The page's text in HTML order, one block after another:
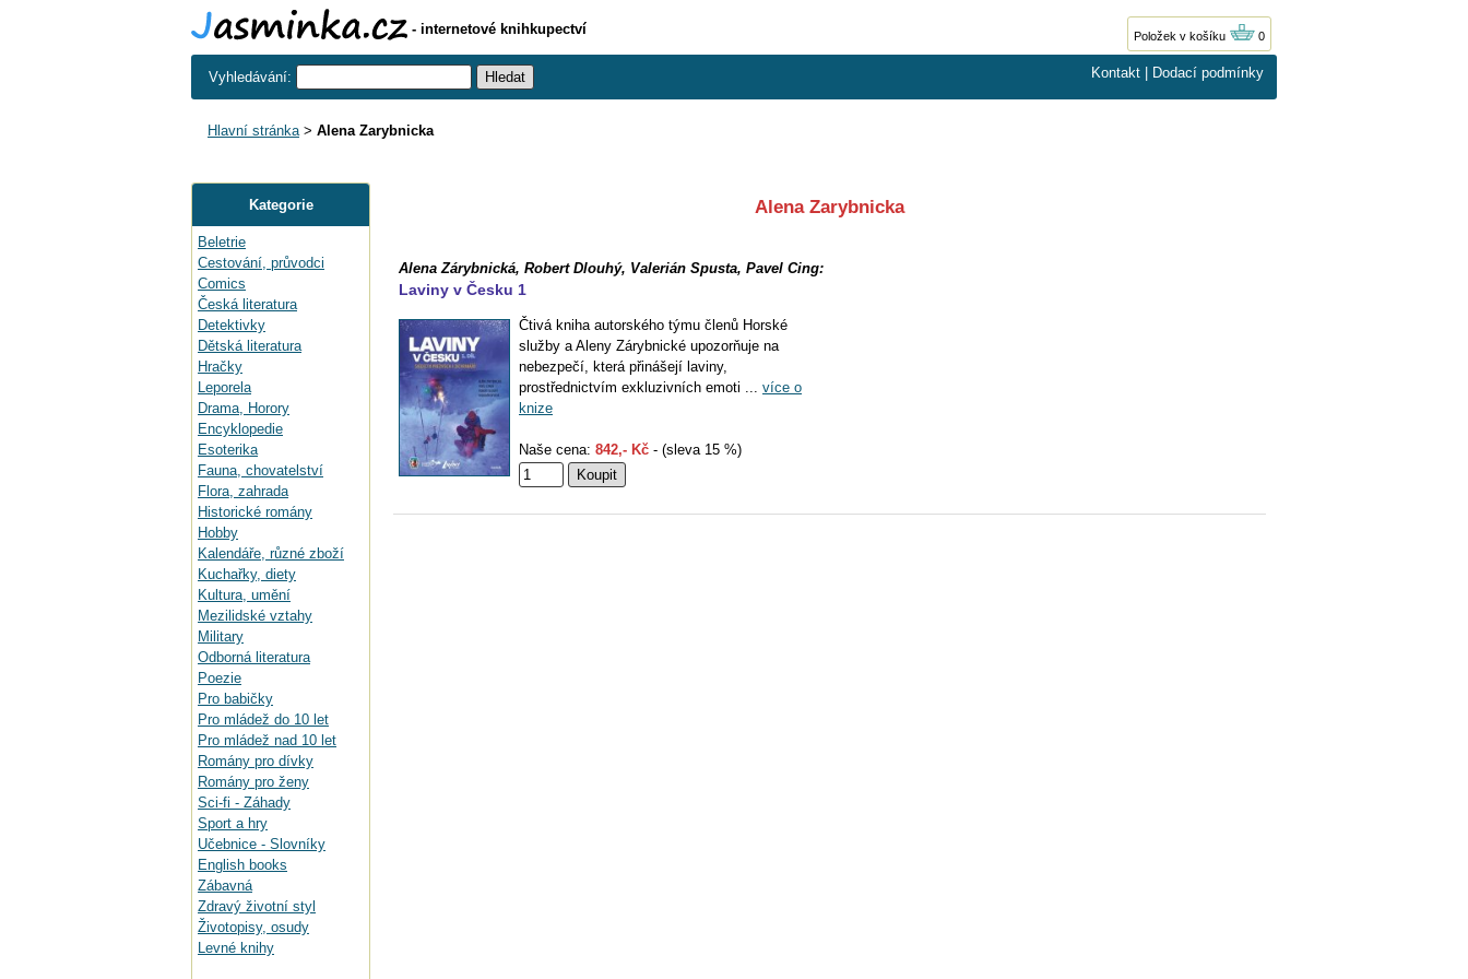
- internetové knihkupectví Položek v košíku 0
Vyhledávání: Kontakt Dodací podmínky
Hlavní stránka> Alena Zarybnicka
Kategorie
Beletrie
Cestování, průvodci
Comics
Česká literatura
Detektivky
Dětská literatura
Hračky
Leporela
Drama, Horory
Encyklopedie
Esoterika
Fauna, chovatelství
Flora, zahrada
Historické romány
Hobby
Kalendáře, různé zboží
Kuchařky, diety
Kultura, umění
Mezilidské vztahy
Military
Odborná literatura
Poezie
Pro babičky
Pro mládež do 10 let
Pro mládež nad 10 let
Romány pro dívky
Romány pro ženy
Sci-fi - Záhady
Sport a hry
Učebnice - Slovníky
English books
Zábavná
Zdravý životní styl
Životopisy, osudy
Levné knihy
Alena Zarybnicka
Alena Zárybnická, Robert Dlouhý, Valerián Spusta, Pavel Cing:
Laviny v Česku 1
Čtivá kniha autorského týmu členů Horské
služby a Aleny Zárybnické upozorňuje na
nebezpečí, která přinášejí laviny,
prostřednictvím exkluzivních emoti ... více o
knize
Naše cena: 842,- Kč - (sleva 15 %)